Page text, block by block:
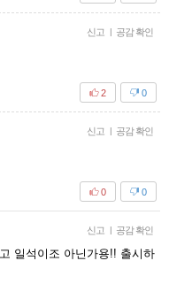
신고 | 공감 확인
0
2
신고 | 공감 확인
0
0
신고 | 공감 확인
일석이조 아닌가용!! 출시하